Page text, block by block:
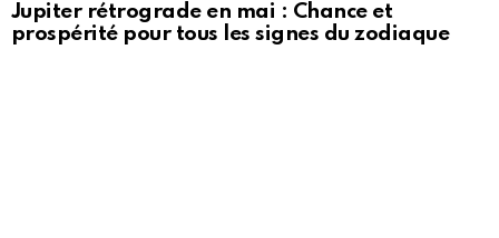
Jupiter rétrograde en mai : Chance et
prospérité pour tous les signes du zodiaque